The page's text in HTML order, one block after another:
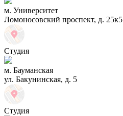
м. Университет
Ломоносовский проспект, д. 25к5
Студия
м. Бауманская
ул. Бакунинская, д. 5
Студия